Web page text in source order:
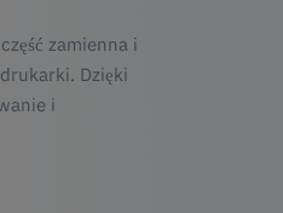
zamienna i
Dzięki
i